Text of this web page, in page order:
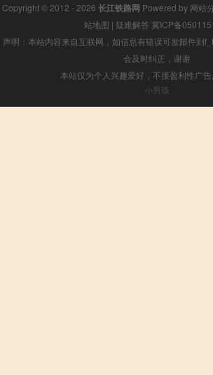
Copyright © 2012 - 2026 长江铁路网 Powered by 网站
站地图 | 疑难解答 冀ICP备
声明：本站内容来自互联网，如信息有错误可发邮件到
会及时纠正，谢谢
本站仅为个人兴趣爱好，不接盈利性广
小男孩